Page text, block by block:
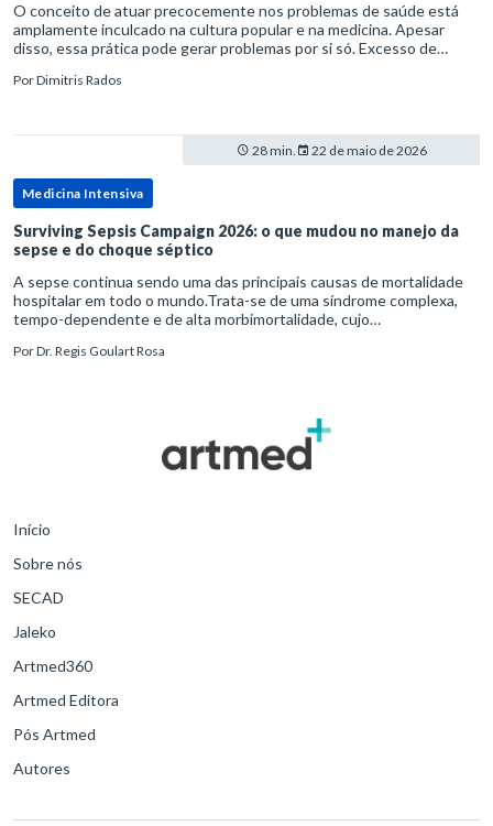
O conceito de atuar precocemente nos problemas de saúde está
amplamente inculcado na cultura popular e na medicina. Apesar
disso, essa prática pode gerar problemas por si só. Excesso de
PorDimitris Rados
28 min. 22 de maio de 2026
Medicina Intensiva
Surviving Sepsis Campaign 2026: o que mudou no manejo da
sepse e do choque séptico
A sepse continua sendo uma das principais causas de mortalidade
hospitalar em todo o mundo.Trata-se de uma síndrome complexa,
tempo-dependente e de alta morbimortalidade, cujo
para o desfe
PorDr. Regis Goulart Rosa
Início
Sobre nós
SECAD
Jaleko
Artmed360
Artmed Editora
Pós Artmed
Autores